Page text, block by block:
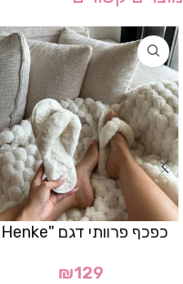
כפכף פרוותי דגם "Henke"
₪129